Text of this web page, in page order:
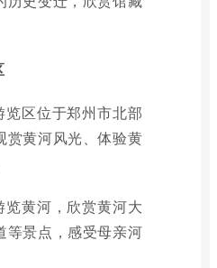
览区位于郑州市北部
赏黄河风光、体验黄
览黄河，欣赏黄河大
等景点，感受母亲河